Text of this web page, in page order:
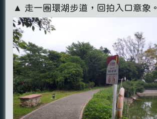
▲ 走一圈環湖步道，回拍入口意象。